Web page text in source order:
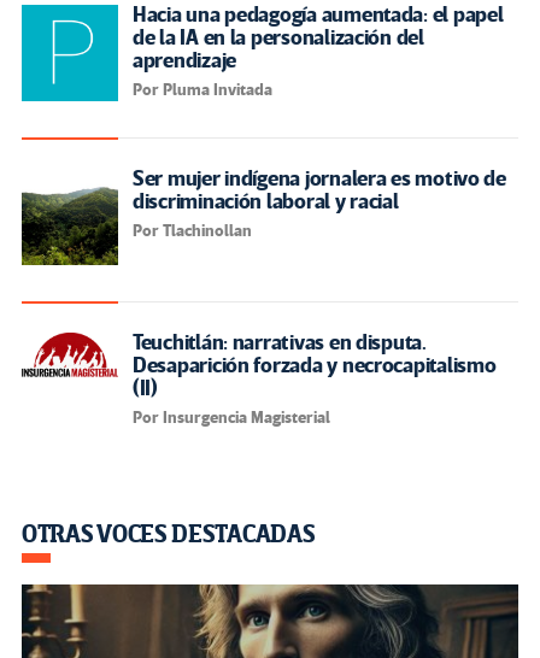
Hacia una pedagogía aumentada: el papel
de la IA en la personalización del
aprendizaje
Por Pluma Invitada
Ser mujer indígena jornalera es motivo de
discriminación laboral y racial
Por Tlachinollan
Teuchitlán: narrativas en disputa.
Desaparición forzada y necrocapitalismo
(II)
Por Insurgencia Magisterial
OTRAS VOCES DESTACADAS